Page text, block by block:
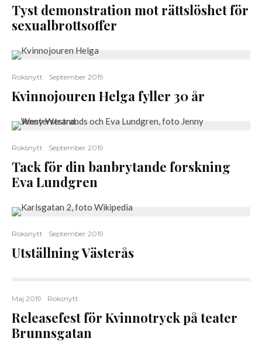
Tyst demonstration mot rättslöshet för
sexualbrottsoffer
Roksnytt September 2019
Kvinnojouren Helga fyller 30 år
Roksnytt September 2019
Tack för din banbrytande forskning
Eva Lundgren
Roksnytt September 2019
Utställning Västerås
Maj 2019 Roksnytt
Releasefest för Kvinnotryck på teater
Brunnsgatan